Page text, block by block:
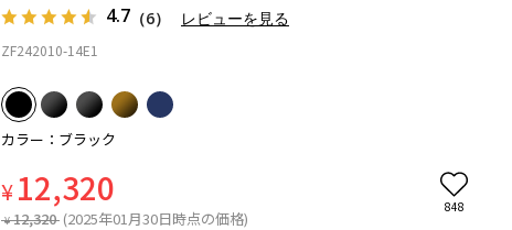
4.7 （6） レビューを見る
ZF242010-14E1
カラー：ブラック
¥12,320
¥ 12,320 (2025年01月30日時点の価格)
848